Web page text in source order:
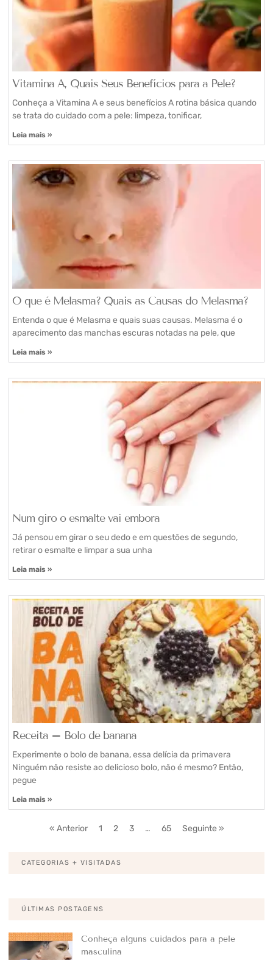
Vitamina A, Quais Seus Benefícios para a Pele?
Conheça a Vitamina A e seus benefícios A rotina básica quando
se trata do cuidado com a pele: limpeza, tonificar,
Leia mais »
O que é Melasma? Quais as Causas do Melasma?
Entenda o que é Melasma e quais suas causas. Melasma é o
aparecimento das manchas escuras notadas na pele, que
Leia mais »
Num giro o esmalte vai embora
Já pensou em girar o seu dedo e em questões de segundo,
retirar o esmalte e limpar a sua unha
Leia mais »
Receita – Bolo de banana
Experimente o bolo de banana, essa delícia da primavera
Ninguém não resiste ao delicioso bolo, não é mesmo? Então,
pegue
Leia mais »
« Anterior 1 2 3 … 65 Seguinte »
CATEGORIAS + VISITADAS
ÚLTIMAS POSTAGENS
Conheça alguns cuidados para a pele
masculina